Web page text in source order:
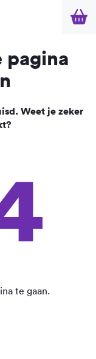
pagina
Weet je zeker
te gaan.